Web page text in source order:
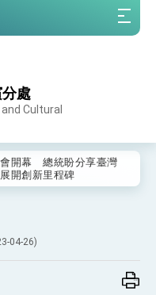
處
Cultural
納州設立「駐鳳凰城辦
交流合作
開幕 總統盼分享臺灣
開創新里程碑
產業展」預告短片，向
康的創新能量
話 強調臺灣人有權利
國家共同維護國際秩序
盼化分歧為團結、為
04-26)